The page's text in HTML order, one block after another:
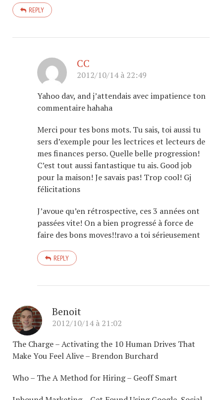
REPLY
CC
2012/10/14 à 22:49
Yahoo dav, and j’attendais avec impatience ton
commentaire hahaha
Merci pour tes bons mots. Tu sais, toi aussi tu
sers d’exemple pour les lectrices et lecteurs de
mes finances perso. Quelle belle progression!
C’est tout aussi fantastique tu ais. Good job
pour la maison! Je savais pas! Trop cool! Gj
félicitations
J’avoue qu’en rétrospective, ces 3 années ont
passées vite! On a bien progressé à force de
faire des bons moves!!ravo a toi sérieusement
REPLY
Benoit
2012/10/14 à 21:02
The Charge – Activating the 10 Human Drives That
Make You Feel Alive – Brendon Burchard
Who – The A Method for Hiring – Geoff Smart